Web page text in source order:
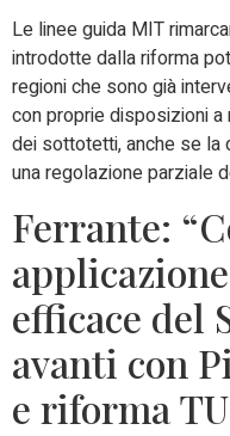
Le linee guida MIT
introdotte dalla riforma
regioni che sono già
con proprie disposizioni
dei sottotetti, anche se la
una regolazione parziale
Ferrante:
efficace del
avanti con
e riforma